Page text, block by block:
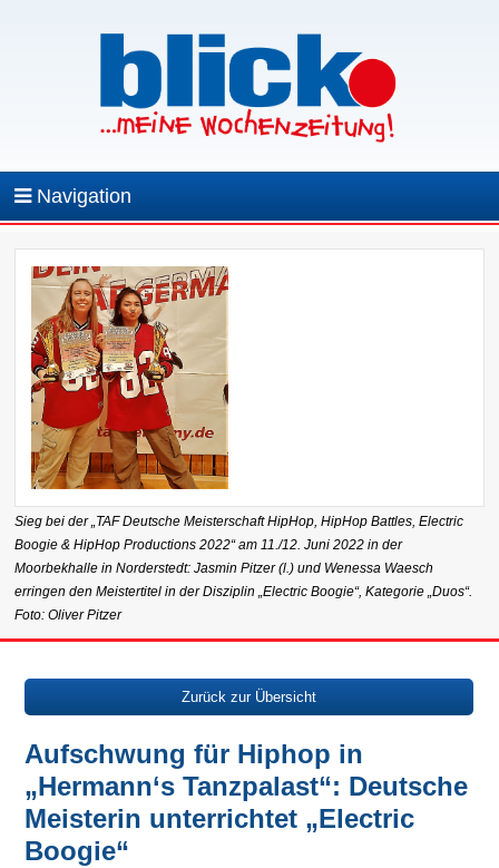
Navigation
Sieg bei der „TAF Deutsche Meisterschaft HipHop, HipHop Battles, Electric
Boogie & HipHop Productions 2022“ am 11./12. Juni 2022 in der
Moorbekhalle in Norderstedt: Jasmin Pitzer (l.) und Wenessa Waesch
erringen den Meistertitel in der Disziplin „Electric Boogie“, Kategorie „Duos“.
Foto: Oliver Pitzer
Zurück zur Übersicht
Aufschwung für Hiphop in
„Hermann‘s Tanzpalast“: Deutsche
Meisterin unterrichtet „Electric
Boogie“